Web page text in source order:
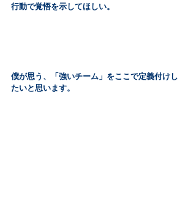
行動で覚悟を示してほしい。
僕が思う、「強いチーム」をここで定義付けし
たいと思います。